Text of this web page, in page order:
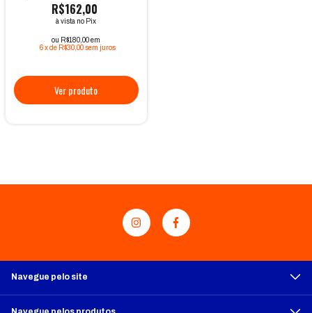
R$162,00
à vista no Pix
ou R$180,00 em
6 xde R$30,00 sem juros
Navegue pelo site